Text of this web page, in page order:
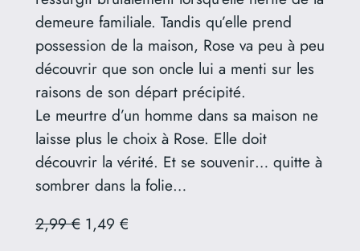
demeure familiale. Tandis qu’elle prend
possession de la maison, Rose va peu à peu
découvrir que son oncle lui a menti sur les
raisons de son départ précipité.
Le meurtre d’un homme dans sa maison ne
laisse plus le choix à Rose. Elle doit
découvrir la vérité. Et se souvenir… quitte à
sombrer dans la folie…
2,99 €1,49 €